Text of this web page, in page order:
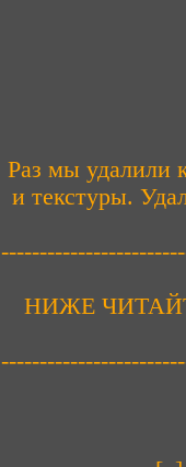
Раз мы удалили
и текстуры.
НИЖЕ